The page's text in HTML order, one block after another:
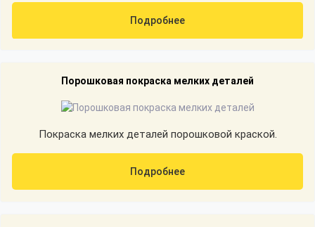
Подробнее
Порошковая покраска мелких деталей
Покраска мелких деталей порошковой краской.
Подробнее